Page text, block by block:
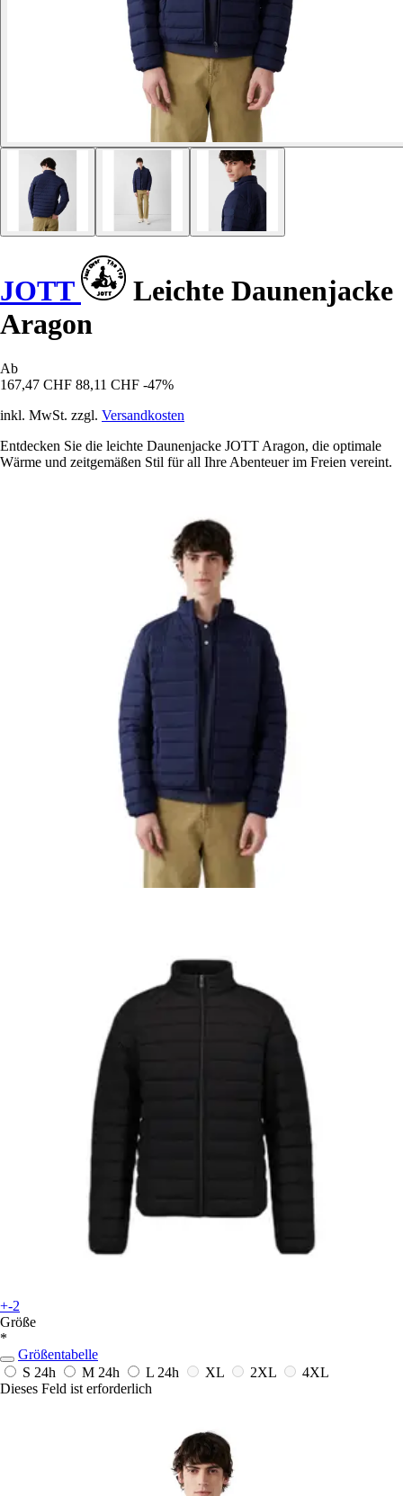
JOTT
Leichte Daunenjacke
Aragon
Ab
167,47 CHF 88,11 CHF -47%
inkl. MwSt. zzgl. Versandkosten
Entdecken Sie die leichte Daunenjacke JOTT Aragon, die optimale
Wärme und zeitgemäßen Stil für all Ihre Abenteuer im Freien vereint.
+-2
Größe
*
Größentabelle
S 24h M 24h L 24h XL 2XL
4XL
Dieses Feld ist erforderlich